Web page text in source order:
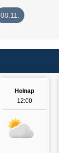
08.11.
Holnap
12:00